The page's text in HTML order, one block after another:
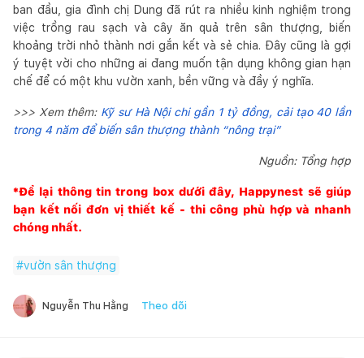
ban đầu, gia đình chị Dung đã rút ra nhiều kinh nghiệm trong
việc trồng rau sạch và cây ăn quả trên sân thượng, biến
khoảng trời nhỏ thành nơi gắn kết và sẻ chia. Đây cũng là gợi
ý tuyệt vời cho những ai đang muốn tận dụng không gian hạn
chế để có một khu vườn xanh, bền vững và đầy ý nghĩa.
>>> Xem thêm: Kỹ sư Hà Nội chi gần 1 tỷ đồng, cải tạo 40 lần
trong 4 năm để biến sân thượng thành “nông trại”
Nguồn: Tổng hợp
*Để lại thông tin trong box dưới đây, Happynest sẽ giúp
bạn kết nối đơn vị thiết kế - thi công phù hợp và nhanh
chóng nhất.
#vườn sân thượng
Nguyễn Thu Hằng Theo dõi